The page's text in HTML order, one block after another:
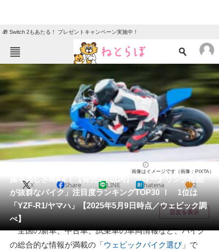
🎁 Switch 2もあたる！ プレゼントキャンペーン実施中！
ねとらぼメニュー
TOP ニュース
エンタメ クイズ
地域
住まい 教育・育児
動物
メディア
ITの今と未来を見通す
操る楽しさMAX！【発売3年以内】「コーナリング性能
が抜群なバイク」注目度ランキングTOP30 ！ 1位は
「YZF-R1/ヤマハ」【2025年5月9日時点／ウェビック調
べ】
画像はイメージです（画像：PIXTA）
X Share LINE hatena 2
目次を表示
全国の新車、中古車、試乗車の車両情報など、バイク
の総合的な情報が満載の「 ウェビックバイク選び」で